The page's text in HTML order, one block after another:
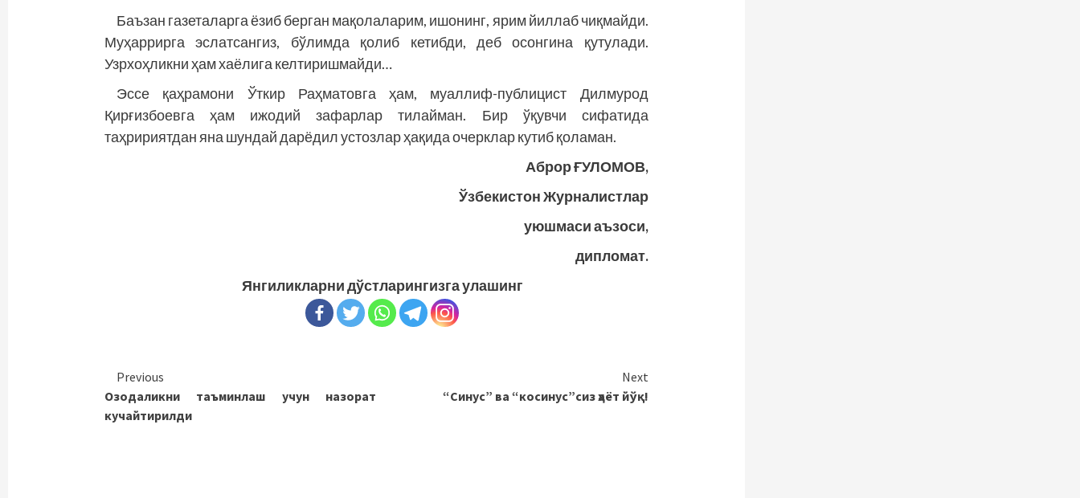
Баъзан газеталарга ёзиб берган мақолаларим, ишонинг, ярим йиллаб чиқмайди.
Муҳаррирга эслатсангиз, бўлимда қолиб кетибди, деб осонгина қутулади.
Узрхоҳликни ҳам хаёлига келтиришмайди…
Эссе қаҳрамони Ўткир Раҳматовга ҳам, муаллиф-публицист Дилмурод
Қирғизбоевга ҳам ижодий зафарлар тилайман. Бир ўқувчи сифатида
таҳририятдан яна шундай дарёдил устозлар ҳақида очерклар кутиб қоламан.
Аброр ҒУЛОМОВ,
Ўзбекистон Журналистлар
уюшмаси аъзоси,
дипломат.
Янгиликларни дўстларингизга улашинг
Continue
Reading
Previous
Озодаликни таъминлаш учун назорат
кучайтирилди
Next
“Синус” ва “косинус”сиз ҳаёт йўқ!